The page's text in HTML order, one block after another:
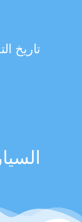
تاريخ